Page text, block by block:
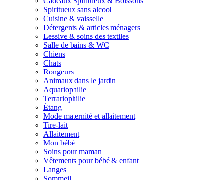
Spiritueux sans alcool
Cuisine & vaisselle
Détergents & articles ménagers
Lessive & soins des textiles
Salle de bains & WC
Chiens
Chats
Rongeurs
Animaux dans le jardin
Aquariophilie
Terrariophilie
Étang
Mode maternité et allaitement
Tire-lait
Allaitement
Mon bébé
Soins pour maman
Vêtements pour bébé & enfant
Langes
Sommeil